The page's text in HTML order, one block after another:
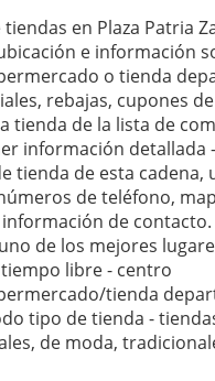
tiendas en Plaza Patria
e información
o tienda
rebajas, cupones
tienda de la lista de
información detallada
tienda de esta cadena,
de teléfono,
de contacto.
de los mejores
libre - centro
tienda
tipo de tienda -
de moda,